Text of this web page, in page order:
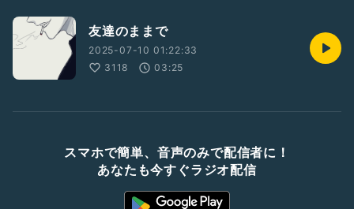
友達のままで
2025-07-10 01:22:33
3118
03:25
スマホで簡単、音声のみで配信者に！
あなたも今すぐラジオ配信